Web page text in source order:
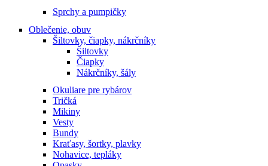
Sprchy a pumpičky
Oblečenie, obuv
Šiltovky, čiapky, nákrčníky
Šiltovky
Čiapky
Nákrčníky, šály
Okuliare pre rybárov
Tričká
Mikiny
Vesty
Bundy
Kraťasy, šortky, plavky
Nohavice, tepláky